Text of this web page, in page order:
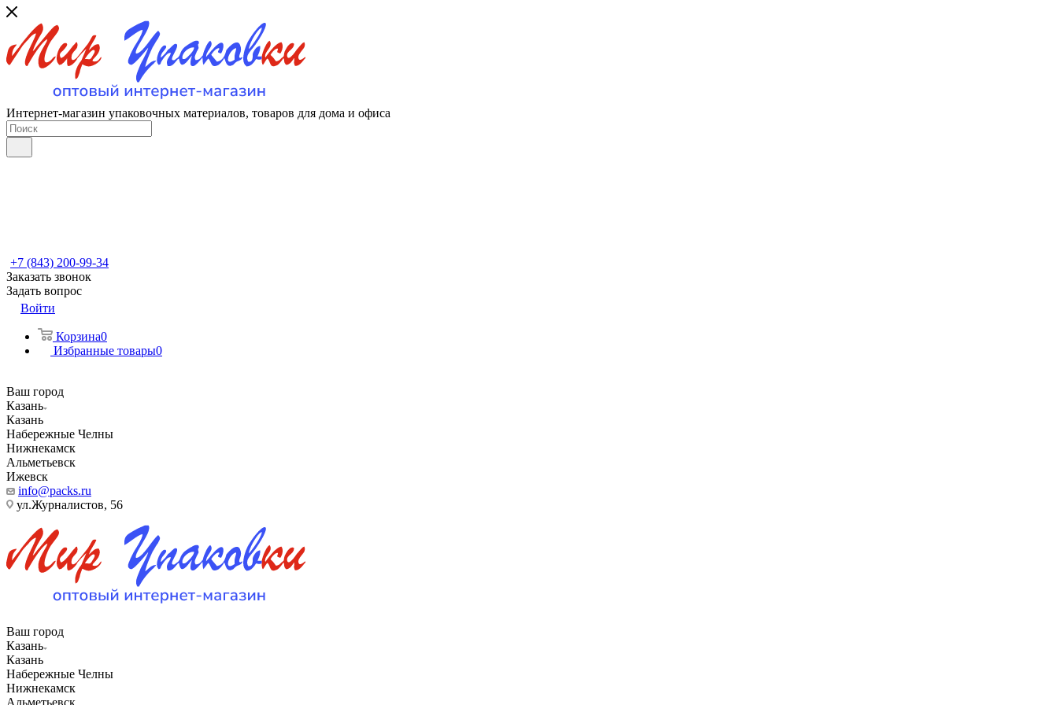
Интернет-магазин упаковочных материалов, товаров для дома и офиса
+7 (843) 200-99-34
Заказать звонок
Задать вопрос
Войти
Корзина0
Избранные товары0
Ваш город
Казань
Казань
Набережные Челны
Нижнекамск
Альметьевск
Ижевск
info@packs.ru
ул.Журналистов, 56
Ваш город
Казань
Казань
Набережные Челны
Нижнекамск
Альметьевск